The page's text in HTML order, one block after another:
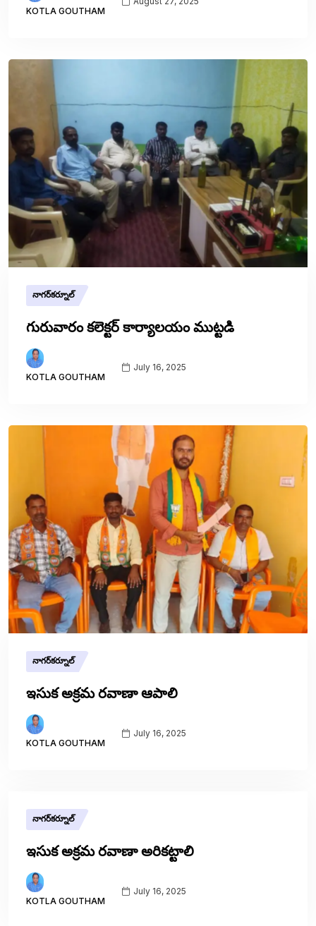
KOTLA GOUTHAM
నాగర్‌కర్నూల్
గురువారం కలెక్టర్ కార్యాలయం ముట్టడి
KOTLA GOUTHAM
July 16, 2025
నాగర్‌కర్నూల్
ఇసుక అక్రమ రవాణా ఆపాలి
KOTLA GOUTHAM
July 16, 2025
నాగర్‌కర్నూల్
ఇసుక అక్రమ రవాణా అరికట్టాలి
KOTLA GOUTHAM
July 16, 2025